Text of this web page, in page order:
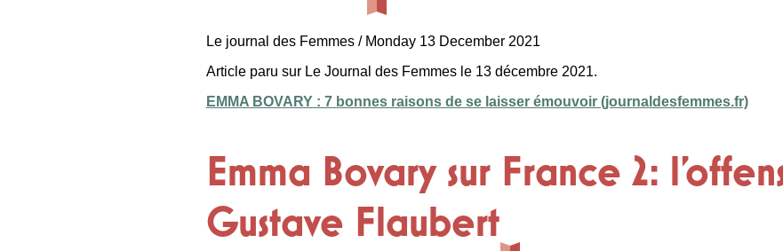
Le journal des Femmes / Monday 13 December 2021
Article paru sur Le Journal des Femmes le 13 décembre 2021.
EMMA BOVARY : 7 bonnes raisons de se laisser émouvoir (journaldesfemmes.fr)
Emma Bovary sur France 2:
Gustave Flaubert